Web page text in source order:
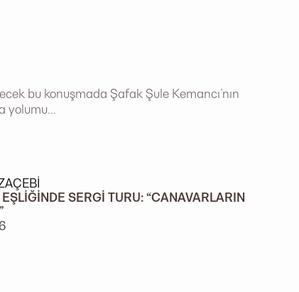
bu konuşmada Şafak Şule Kemancı’nın
yolumu...
EŞLIĞINDE SERGI TURU: “CANAVARLARIN